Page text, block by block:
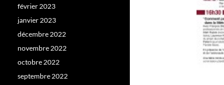
février 2023
janvier 2023
décembre 2022
novembre 2022
octobre 2022
septembre 2022